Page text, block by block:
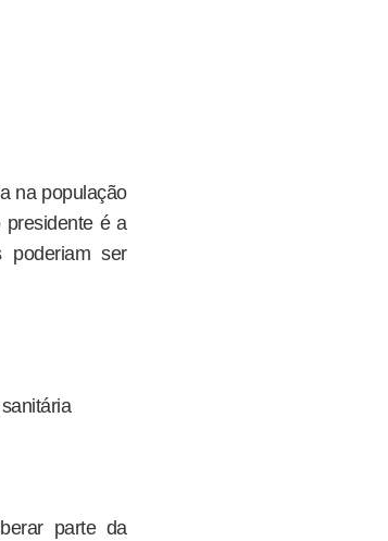
na população
presidente é a
poderiam ser
parte da